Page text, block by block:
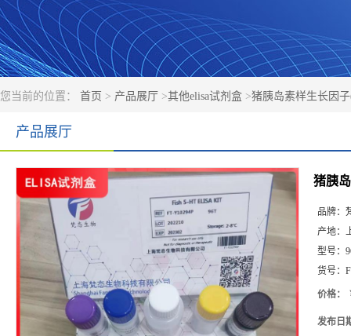
您当前的位置： 首页 > 产品展厅 >其他elisa试剂盒 >猪胰岛素样生长因
产品展厅
猪胰
品牌：
产地：
型号：
货号：
价格：
发布日